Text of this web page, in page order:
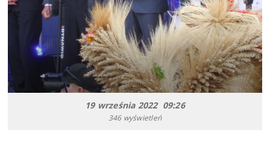
19 września 2022 09:26
346 wyświetleń